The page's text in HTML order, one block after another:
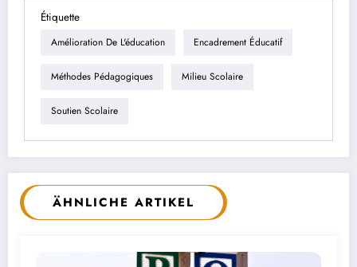
Étiquette
Amélioration De L'éducation Encadrement Éducatif
Méthodes Pédagogiques Milieu Scolaire
Soutien Scolaire
ÄHNLICHE ARTIKEL